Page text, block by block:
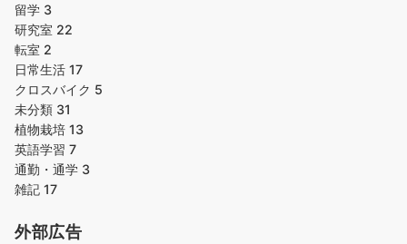
留学 3
研究室 22
転室 2
日常生活 17
クロスバイク 5
未分類 31
植物栽培 13
英語学習 7
通勤・通学 3
雑記 17
外部広告